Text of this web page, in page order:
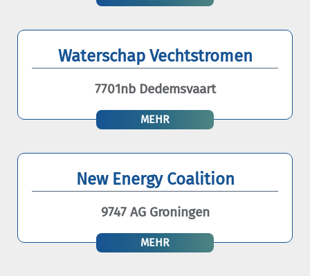
Waterschap Vechtstromen
7701nb Dedemsvaart
MEHR
New Energy Coalition
9747 AG Groningen
MEHR